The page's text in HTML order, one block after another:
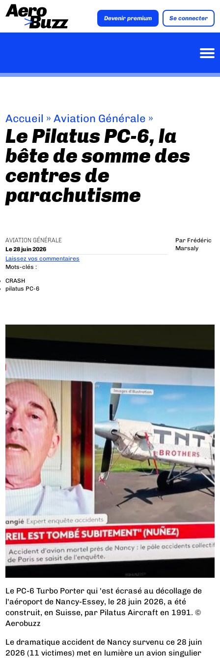
Devenir premium Se connecter
Accueil »Aviation Générale »
Le Pilatus PC-6, la
bête de somme des
centres de
parachutisme
AVIATION GÉNÉRALE
Le 28 juin 2026
Par Frédéric
Marsaly
Laissez vos commentaires
Mots-clés :
CRASH
pilatus PC-6
Le PC-6 Turbo Porter qui 'est écrasé au décollage de
l'aéroport de Nancy-Essey, le 28 juin 2026, a été
construit, en Suisse, par Pilatus Aircraft en 1991. ©
Aerobuzz
Le dramatique accident de Nancy survenu ce 28 juin
2026 (11 victimes) met en lumière un avion singulier